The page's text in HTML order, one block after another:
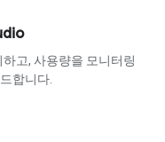
고, 사용량을 모니터링
합니다.